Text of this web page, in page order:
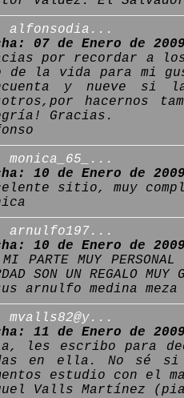
alfonsodia...
07 de Enero de 2009
por recordar a
de la vida para mi
y nueve si
hacernos
Gracias.
monica_65_...
10 de Enero de 2009
sitio, muy
arnulfo197...
10 de Enero de 2009
PARTE MUY
SON UN REGALO MUY
arnulfo medina meza
mvalls82@y...
11 de Enero de 2009
les escribo para
en ella. No sé si
estudio con el
Valls Martínez